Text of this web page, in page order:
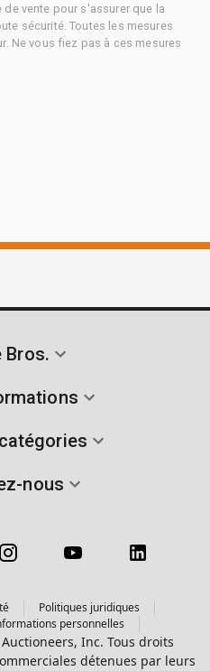
vente pour s'assurer que la
sécurité. Toutes les mesures
Ne vous fiez pas à ces mesures
Bros.
nous
Politiques juridiques
personnelles
Inc. Tous droits
détenues par leurs